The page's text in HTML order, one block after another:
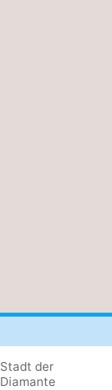
Stadt der
Diamante